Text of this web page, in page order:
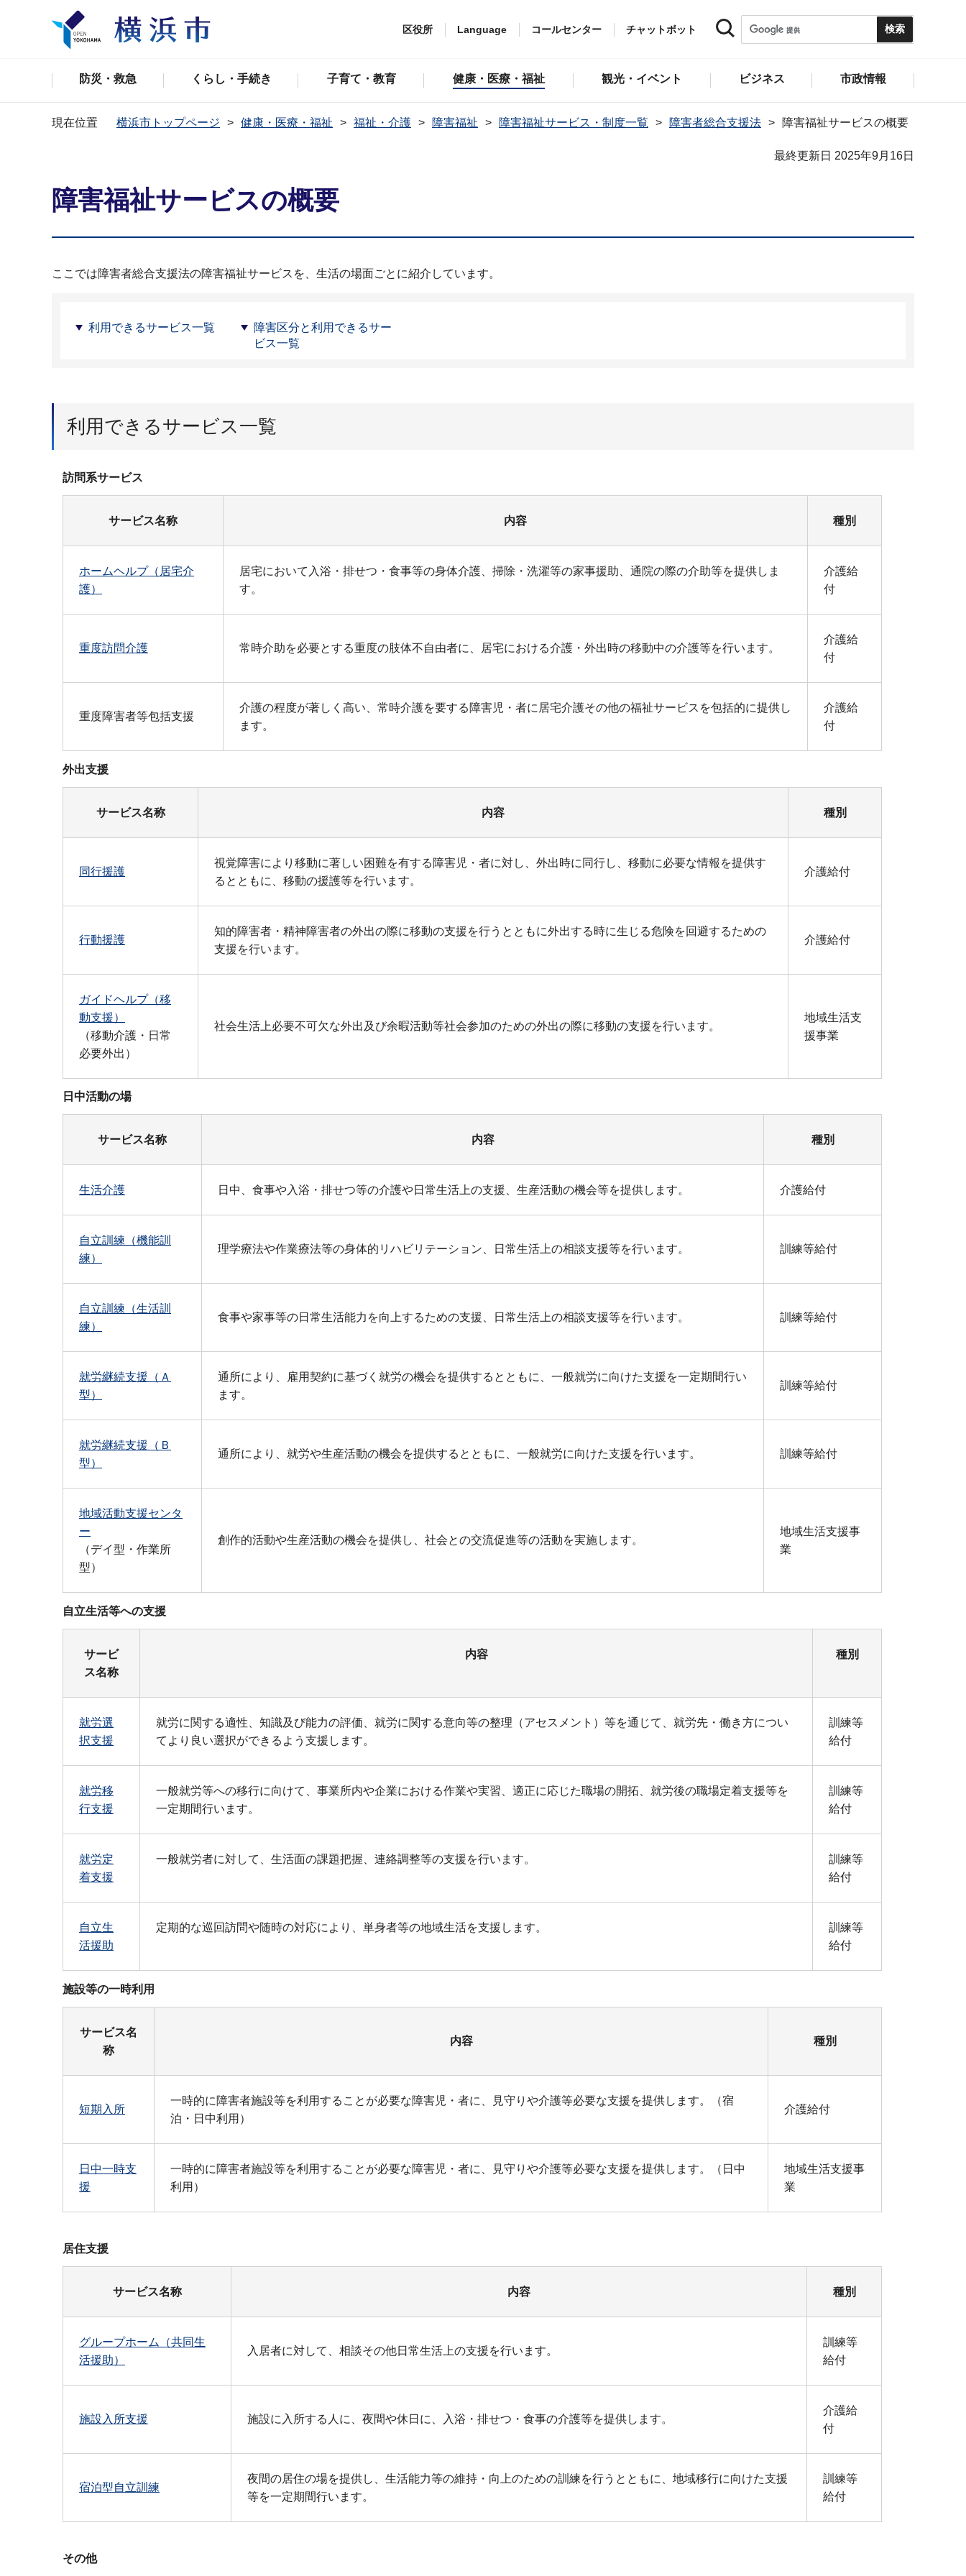
区役所 Language コールセンター チャットボット
防災・救急 くらし・手続き 子育て・教育 健康・医療・福祉 観光・イベント ビジネス 市政情報
現在位置 横浜市トップページ 健康・医療・福祉 福祉・介護 障害福祉 障害福祉サービス・制度一覧 障害者総合支援法 障害福祉サービスの概要
最終更新日 2025年9月16日
障害福祉サービスの概要
ここでは障害者総合支援法の障害福祉サービスを、生活の場面ごとに紹介しています。
利用できるサービス一覧
障害区分と利用できるサー
ビス一覧
利用できるサービス一覧
訪問系サービス
サービス名称 内容 種別
ホームヘルプ（居宅介
護）
居宅において入浴・排せつ・食事等の身体介護、掃除・洗濯等の家事援助、通院の際の介助等を提供しま
す。
介護給
付
重度訪問介護 常時介助を必要とする重度の肢体不自由者に、居宅における介護・外出時の移動中の介護等を行います。
介護給
付
重度障害者等包括支援
介護の程度が著しく高い、常時介護を要する障害児・者に居宅介護その他の福祉サービスを包括的に提供し
ます。
介護給
付
外出支援
サービス名称 内容 種別
同行援護
視覚障害により移動に著しい困難を有する障害児・者に対し、外出時に同行し、移動に必要な情報を提供す
るとともに、移動の援護等を行います。
介護給付
行動援護
知的障害者・精神障害者の外出の際に移動の支援を行うとともに外出する時に生じる危険を回避するための
支援を行います。
介護給付
ガイドヘルプ（移
動支援）
（移動介護・日常
必要外出）
社会生活上必要不可欠な外出及び余暇活動等社会参加のための外出の際に移動の支援を行います。
地域生活支
援事業
日中活動の場
サービス名称 内容 種別
生活介護 日中、食事や入浴・排せつ等の介護や日常生活上の支援、生産活動の機会等を提供します。 介護給付
自立訓練（機能訓
練）
理学療法や作業療法等の身体的リハビリテーション、日常生活上の相談支援等を行います。 訓練等給付
自立訓練（生活訓
練）
食事や家事等の日常生活能力を向上するための支援、日常生活上の相談支援等を行います。 訓練等給付
就労継続支援（Ａ
型）
通所により、雇用契約に基づく就労の機会を提供するとともに、一般就労に向けた支援を一定期間行い
ます。
訓練等給付
就労継続支援（Ｂ
型）
通所により、就労や生産活動の機会を提供するとともに、一般就労に向けた支援を行います。 訓練等給付
地域活動支援センタ
ー
（デイ型・作業所
型）
創作的活動や生産活動の機会を提供し、社会との交流促進等の活動を実施します。
地域生活支援事
業
自立生活等への支援
サービ
ス名称
内容 種別
就労選
択支援
就労に関する適性、知識及び能力の評価、就労に関する意向等の整理（アセスメント）等を通じて、就労先・働き方につい
てより良い選択ができるよう支援します。
訓練等
給付
就労移
行支援
一般就労等への移行に向けて、事業所内や企業における作業や実習、適正に応じた職場の開拓、就労後の職場定着支援等を
一定期間行います。
訓練等
給付
就労定
着支援
一般就労者に対して、生活面の課題把握、連絡調整等の支援を行います。
訓練等
給付
自立生
活援助
定期的な巡回訪問や随時の対応により、単身者等の地域生活を支援します。
訓練等
給付
施設等の一時利用
サービス名
称
内容 種別
短期入所
一時的に障害者施設等を利用することが必要な障害児・者に、見守りや介護等必要な支援を提供します。（宿
泊・日中利用）
介護給付
日中一時支
援
一時的に障害者施設等を利用することが必要な障害児・者に、見守りや介護等必要な支援を提供します。（日中
利用）
地域生活支援事
業
居住支援
サービス名称 内容 種別
グループホーム（共同生
活援助）
入居者に対して、相談その他日常生活上の支援を行います。
訓練等
給付
施設入所支援 施設に入所する人に、夜間や休日に、入浴・排せつ・食事の介護等を提供します。
介護給
付
宿泊型自立訓練
夜間の居住の場を提供し、生活能力等の維持・向上のための訓練を行うとともに、地域移行に向けた支援
等を一定期間行います。
訓練等
給付
その他